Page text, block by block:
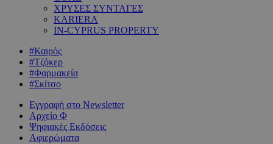
ΧΡΥΣΕΣ ΣΥΝΤΑΓΕΣ
KARIERA
IN-CYPRUS PROPERTY
#Καιρός
#Τζόκερ
#Φαρμακεία
#Σκίτσο
Εγγραφή στο Newsletter
Αρχείο Φ
Ψηφιακές Εκδόσεις
Αφιερώματα